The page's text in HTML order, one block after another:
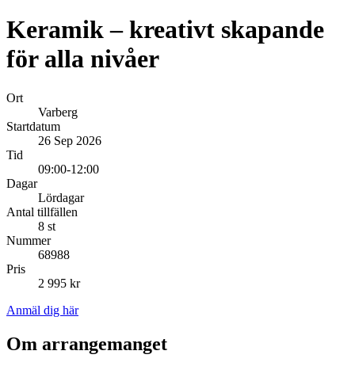
Keramik – kreativt skapande
för alla nivåer
Ort
Varberg
Startdatum
26 Sep 2026
Tid
09:00-12:00
Dagar
Lördagar
Antal tillfällen
8 st
Nummer
68988
Pris
2 995 kr
Anmäl dig här
Om arrangemanget